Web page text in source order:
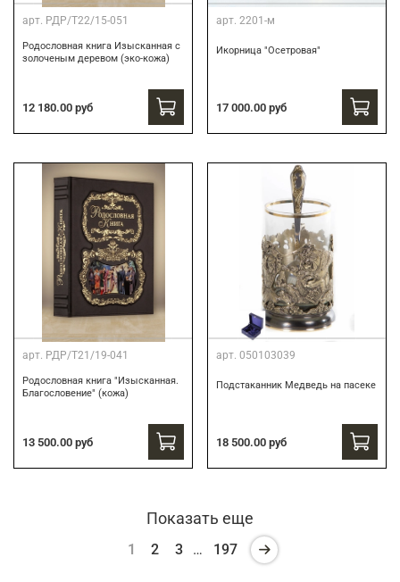
арт. РДР/Т22/15-051
Родословная книга Изысканная с
золоченым деревом (эко-кожа)
12 180.00 руб
арт. 2201-м
Икорница "Осетровая"
17 000.00 руб
арт. РДР/Т21/19-041
Родословная книга "Изысканная.
Благословение" (кожа)
13 500.00 руб
арт. 050103039
Подстаканник Медведь на пасеке
18 500.00 руб
Показать еще
1 2 3 … 197